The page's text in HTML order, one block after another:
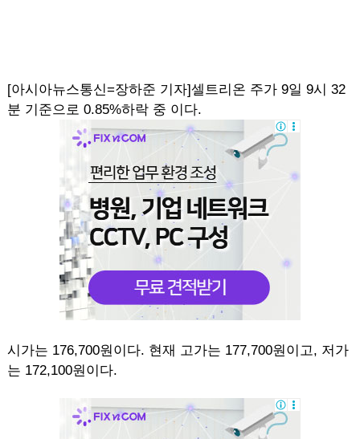
[아시아뉴스통신=장하준 기자]셀트리온 주가 9일 9시 32
분 기준으로 0.85%하락 중 이다.
시가는 176,700원이다. 현재 고가는 177,700원이고, 저가
는 172,100원이다.